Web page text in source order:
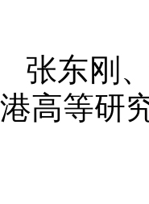
张东刚
港高等研